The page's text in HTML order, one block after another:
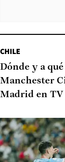
CHILE
Dónde y a
Manchester
Madrid en